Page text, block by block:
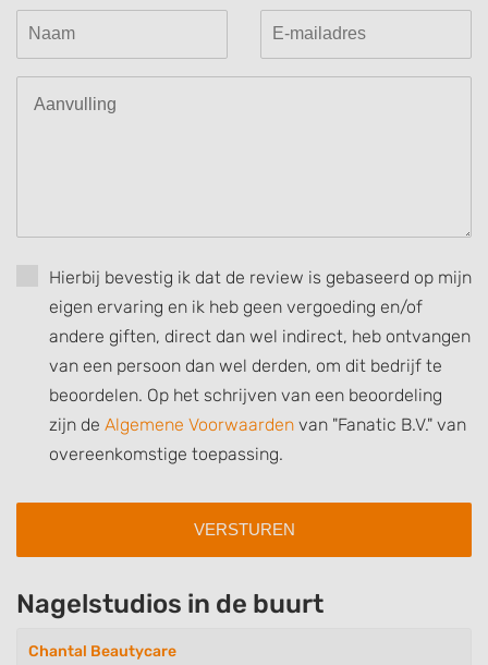
Hierbij bevestig ik dat de review is gebaseerd op mijn
eigen ervaring en ik heb geen vergoeding en/of
andere giften, direct dan wel indirect, heb ontvangen
van een persoon dan wel derden, om dit bedrijf te
beoordelen. Op het schrijven van een beoordeling
zijn de Algemene Voorwaarden van "Fanatic B.V." van
overeenkomstige toepassing.
Nagelstudios in de buurt
Chantal Beautycare